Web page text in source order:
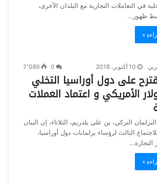
في التعاملات التجارية مع البلدان الأخرى،
ظهور…
»
10 أكتوبر، 2018 7٬089
على دول أوراسيا التخلي
الأمريكي و اعتماد العملات
التركي، بن علي يلدريم، الثلاثاء، إن البيان
الثالث لرؤساء برلمانات دول أوراسيا،
التجارة…
»